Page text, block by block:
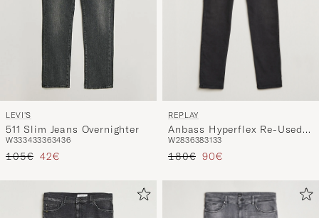
LEVI'S
511 Slim Jeans Overnighter
W333433363436
Regulärer Preis
105€ Reduzierter Preis
42€
REPLAY
Anbass Hyperflex Re-Used
Jeans Washed Black
W2836383133
Regulärer Preis
180€ Reduzierter Preis
90€